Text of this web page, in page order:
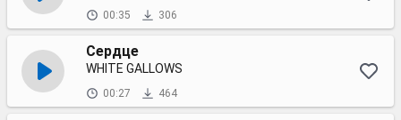
00:35 306
Сердце
WHITE GALLOWS
00:27 464